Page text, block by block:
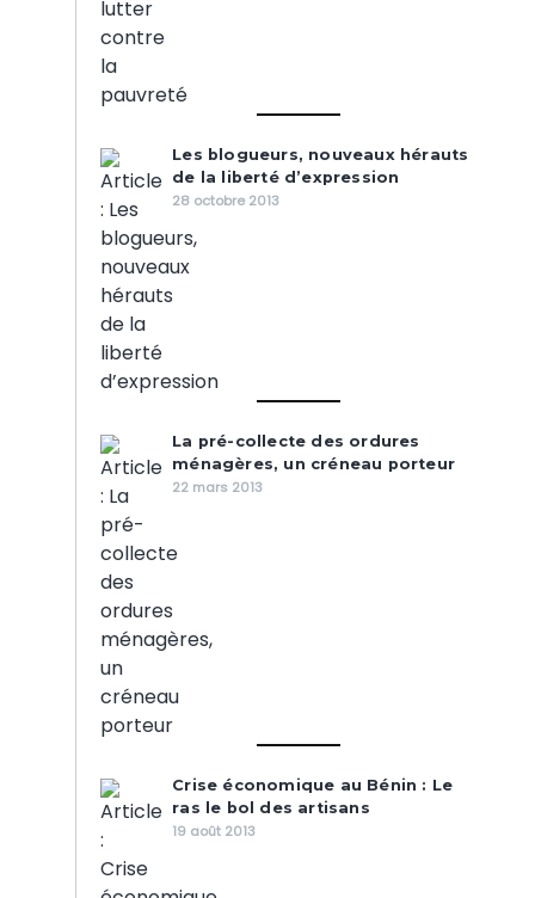
Les blogueurs, nouveaux hérauts
de la liberté d’expression
28 octobre 2013
La pré-collecte des ordures
ménagères, un créneau porteur
22 mars 2013
Crise économique au Bénin : Le
ras le bol des artisans
19 août 2013